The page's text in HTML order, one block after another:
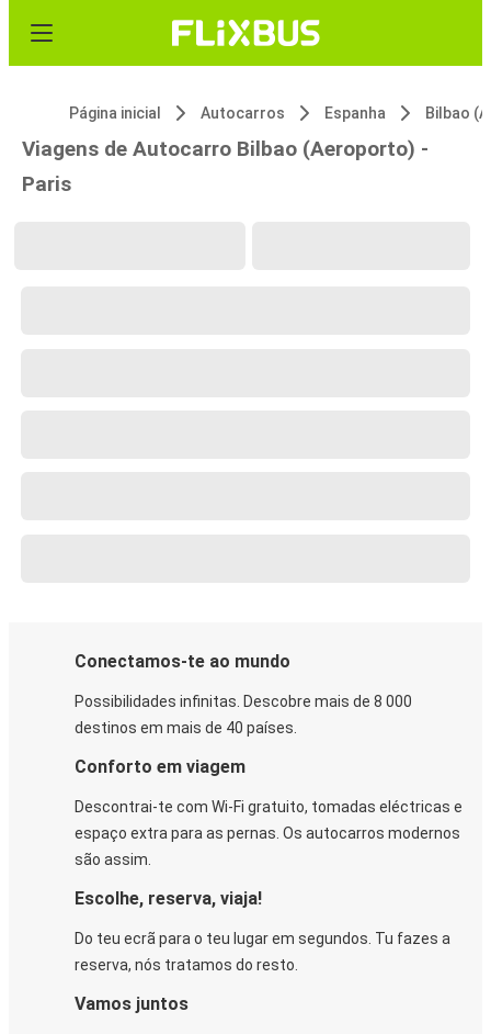
Página inicial Autocarros Espanha Bilbao
Viagens de Autocarro Bilbao (Aeroporto) -
Paris
Conectamos-te ao mundo
Possibilidades infinitas. Descobre mais de 8 000
destinos em mais de 40 países.
Conforto em viagem
Descontrai-te com Wi-Fi gratuito, tomadas eléctricas e
espaço extra para as pernas. Os autocarros modernos
são assim.
Escolhe, reserva, viaja!
Do teu ecrã para o teu lugar em segundos. Tu fazes a
reserva, nós tratamos do resto.
Vamos juntos